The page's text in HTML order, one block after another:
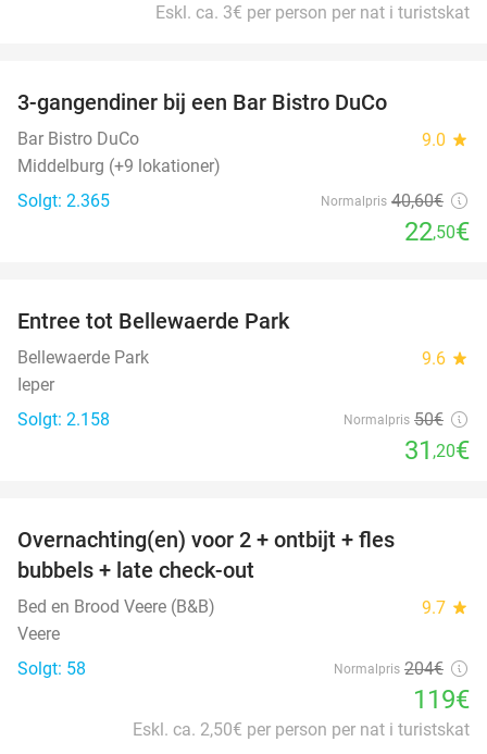
Eskl. ca. 3€ per person per nat i turistskat
3-gangendiner bij een Bar Bistro DuCo
Bar Bistro DuCo 9.0 star
Middelburg (+9 lokationer)
Solgt: 2.365
Normalpris 40,60€
22,50€
Entree tot Bellewaerde Park
Bellewaerde Park 9.6 star
Ieper
Solgt: 2.158
Normalpris 50€
31 ,20€
Overnachting(en) voor 2 + ontbijt + fles
bubbels + late check-out
Bed en Brood Veere (B&B) 9.7 star
Veere
Solgt: 58
Normalpris 204€
119€
Eskl. ca. 2,50€ per person per nat i turistskat